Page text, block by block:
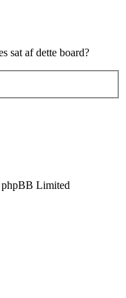
sat af dette board?
Limited